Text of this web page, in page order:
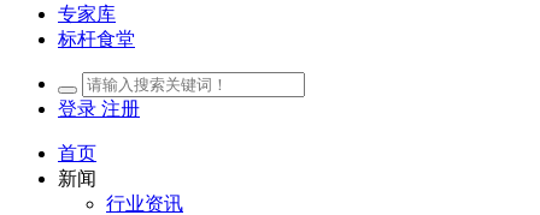
专家库
标杆食堂
登录 注册
首页
新闻
行业资讯